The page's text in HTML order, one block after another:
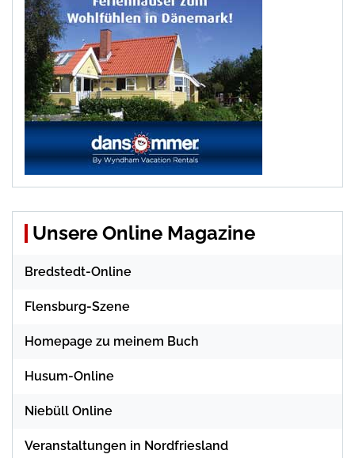
Unsere Online Magazine
Bredstedt-Online
Flensburg-Szene
Homepage zu meinem Buch
Husum-Online
Niebüll Online
Veranstaltungen in Nordfriesland